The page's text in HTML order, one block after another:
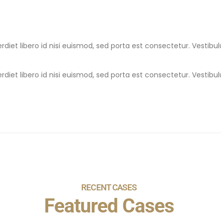
libero id nisi euismod, sed porta est consectetur.
libero id nisi euismod, sed porta est consectetur.
RECENT CASES
Featured Cases